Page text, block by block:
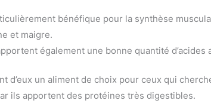
bénéfique pour la synthèse
et maigre.
également une bonne quantité d’acides
d’eux un aliment de choix pour ceux qui
ils apportent des protéines très digestibles.